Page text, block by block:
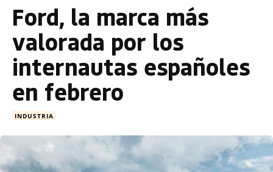
Ford, la marca más
valorada por los
internautas españoles
en febrero
INDUSTRIA